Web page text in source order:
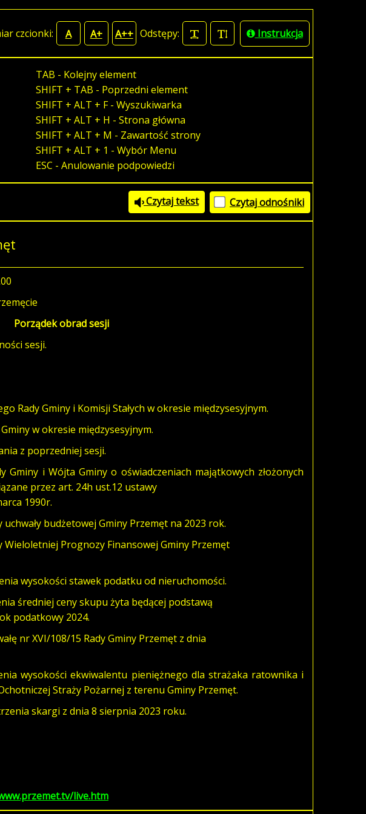
czcionki: A A+ A++ Odstępy: Instrukcja
TAB - Kolejny element
SHIFT + TAB - Poprzedni element
SHIFT + ALT + F - Wyszukiwarka
SHIFT + ALT + H - Strona główna
SHIFT + ALT + M - Zawartość strony
SHIFT + ALT + 1 - Wybór Menu
ESC - Anulowanie podpowiedzi
Czytaj tekst Czytaj odnośniki
Porządek obrad sesji
sesji.
Rady Gminy i Komisji Stałych w okresie międzysesyjnym.
w okresie międzysesyjnym.
z poprzedniej sesji.
Gminy i Wójta Gminy o oświadczeniach majątkowych złożonych
przez art. 24h ust.12 ustawy
1990r.
uchwały budżetowej Gminy Przemęt na 2023 rok.
Wieloletniej Prognozy Finansowej Gminy Przemęt
wysokości stawek podatku od nieruchomości.
średniej ceny skupu żyta będącej podstawą
podatkowy 2024.
nr XVI/108/15 Rady Gminy Przemęt z dnia
wysokości ekwiwalentu pieniężnego dla strażaka ratownika i
Straży Pożarnej z terenu Gminy Przemęt.
skargi z dnia 8 sierpnia 2023 roku.
live.htm